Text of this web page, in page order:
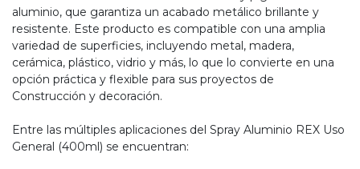
aluminio, que garantiza un acabado metálico brillante y
resistente. Este producto es compatible con una amplia
variedad de superficies, incluyendo metal, madera,
cerámica, plástico, vidrio y más, lo que lo convierte en una
opción práctica y flexible para sus proyectos de
Construcción y decoración.
Entre las múltiples aplicaciones del Spray Aluminio REX Uso
General (400ml) se encuentran: